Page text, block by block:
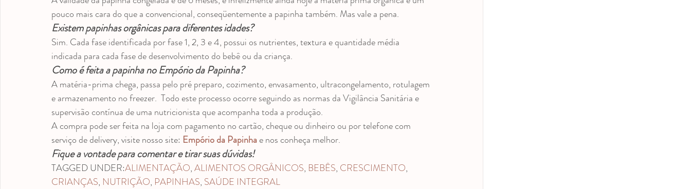
pouco mais cara do que a convencional, conseqüentemente a papinha também. Mas vale a pena.
Existem papinhas orgânicas para diferentes idades?
Sim. Cada fase identificada por fase 1, 2, 3 e 4, possui os nutrientes, textura e quantidade média
indicada para cada fase de desenvolvimento do bebê ou da criança.
Como é feita a papinha no Empório da Papinha?
A matéria-prima chega, passa pelo pré preparo, cozimento, envasamento, ultracongelamento, rotulagem
e armazenamento no freezer.  Todo este processo ocorre seguindo as normas da Vigilância Sanitária e
supervisão contínua de uma nutricionista que acompanha toda a produção.
A compra pode ser feita na loja com pagamento no cartão, cheque ou dinheiro ou por telefone com
serviço de delivery, visite nosso site: Empório da Papinha e nos conheça melhor.
Fique a vontade para comentar e tirar suas dúvidas!
TAGGED UNDER:ALIMENTAÇÃO, ALIMENTOS ORGÂNICOS, BEBÊS, CRESCIMENTO,
CRIANÇAS, NUTRIÇÃO, PAPINHAS, SAÚDE INTEGRAL